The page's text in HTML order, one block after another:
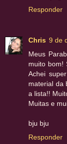
Responder
Chris 9 de
Meus
muito bom!
Achei
material da
a lista!!
Muitas e
bju bju
Responder